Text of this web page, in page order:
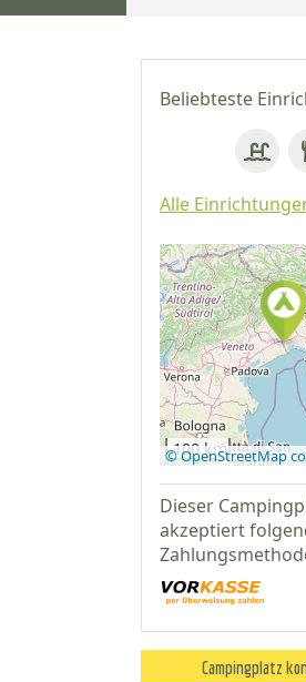
Beliebteste
Alle
Auf
Maps
100 km
© OpenStreetMap
Dieser
akzeptiert
Campingplatz